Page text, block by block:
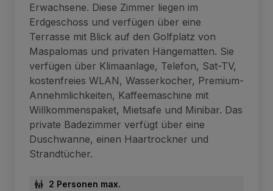
Erwachsene. Diese Zimmer liegen im
Erdgeschoss und verfügen über eine
Terrasse mit Blick auf den Golfplatz von
Maspalomas und privaten Hängematten. Sie
verfügen über Klimaanlage, Telefon, Sat-TV,
kostenfreies WLAN, Wasserkocher, Premium-
Annehmlichkeiten, Kaffeemaschine mit
Willkommenspaket, Mietsafe und Minibar. Das
private Badezimmer verfügt über eine
Duschwanne, einen Haartrockner und
Strandtücher.
2 Personen max.